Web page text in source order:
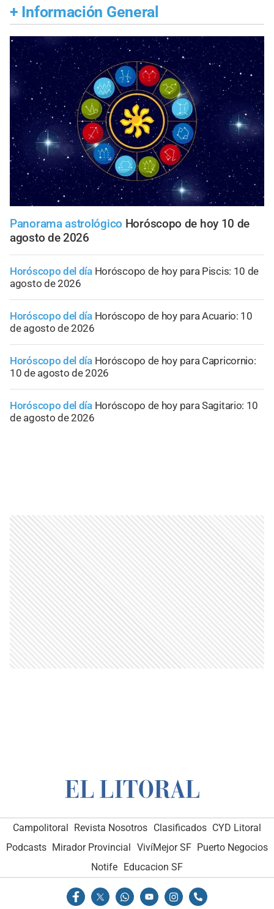
+ Información General
Panorama astrológico Horóscopo de hoy 10 de
agosto de 2026
Horóscopo del día Horóscopo de hoy para Piscis: 10 de
agosto de 2026
Horóscopo del día Horóscopo de hoy para Acuario: 10
de agosto de 2026
Horóscopo del día Horóscopo de hoy para Capricornio:
10 de agosto de 2026
Horóscopo del día Horóscopo de hoy para Sagitario: 10
de agosto de 2026
Campolitoral Revista Nosotros Clasificados CYD Litoral
Podcasts Mirador Provincial VivíMejor SF Puerto Negocios
Notife Educacion SF